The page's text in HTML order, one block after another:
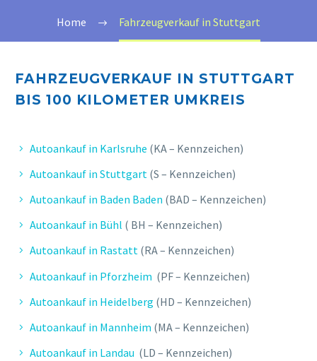
Home Fahrzeugverkauf in Stuttgart
FAHRZEUGVERKAUF IN STUTTGART
BIS 100 KILOMETER UMKREIS
Autoankauf in Karlsruhe (KA – Kennzeichen)
Autoankauf in Stuttgart (S – Kennzeichen)
Autoankauf in Baden Baden (BAD – Kennzeichen)
Autoankauf in Bühl ( BH – Kennzeichen)
Autoankauf in Rastatt (RA – Kennzeichen)
Autoankauf in Pforzheim (PF – Kennzeichen)
Autoankauf in Heidelberg (HD – Kennzeichen)
Autoankauf in Mannheim (MA – Kennzeichen)
Autoankauf in Landau (LD – Kennzeichen)